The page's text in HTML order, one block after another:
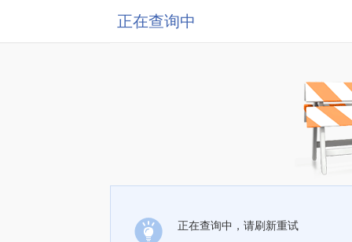
正在查询中
正在查询中，请刷新重试